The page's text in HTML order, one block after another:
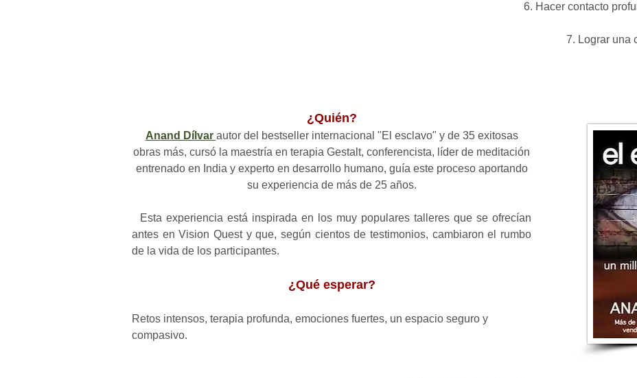
6. Hacer contacto
7. Lograr una
¿Quién?
Anand Dílvar autor del bestseller internacional "El esclavo" y de 35 exitosas
obras más, cursó la maestría en terapia Gestalt, conferencista, líder de meditación
entrenado en India y experto en desarrollo humano, guía este proceso aportando
su experiencia de más de 25 años.
Esta experiencia está inspirada en los muy populares talleres que se ofrecían
antes en Vision Quest y que, según cientos de testimonios, cambiaron el rumbo
de la vida de los participantes.
¿Qué esperar?
Retos intensos, terapia profunda, emociones fuertes, un espacio seguro y
compasivo.